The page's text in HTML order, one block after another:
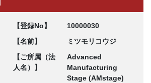
【登録No】
10000030
【名前】
ミツモリコウジ
【ご所属（法
人名）】
Advanced
Manufacturing
Stage (AMstage)